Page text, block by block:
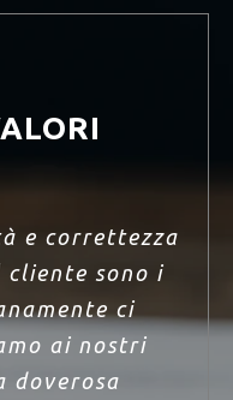
e correttezza
cliente sono i
ci
ai nostri